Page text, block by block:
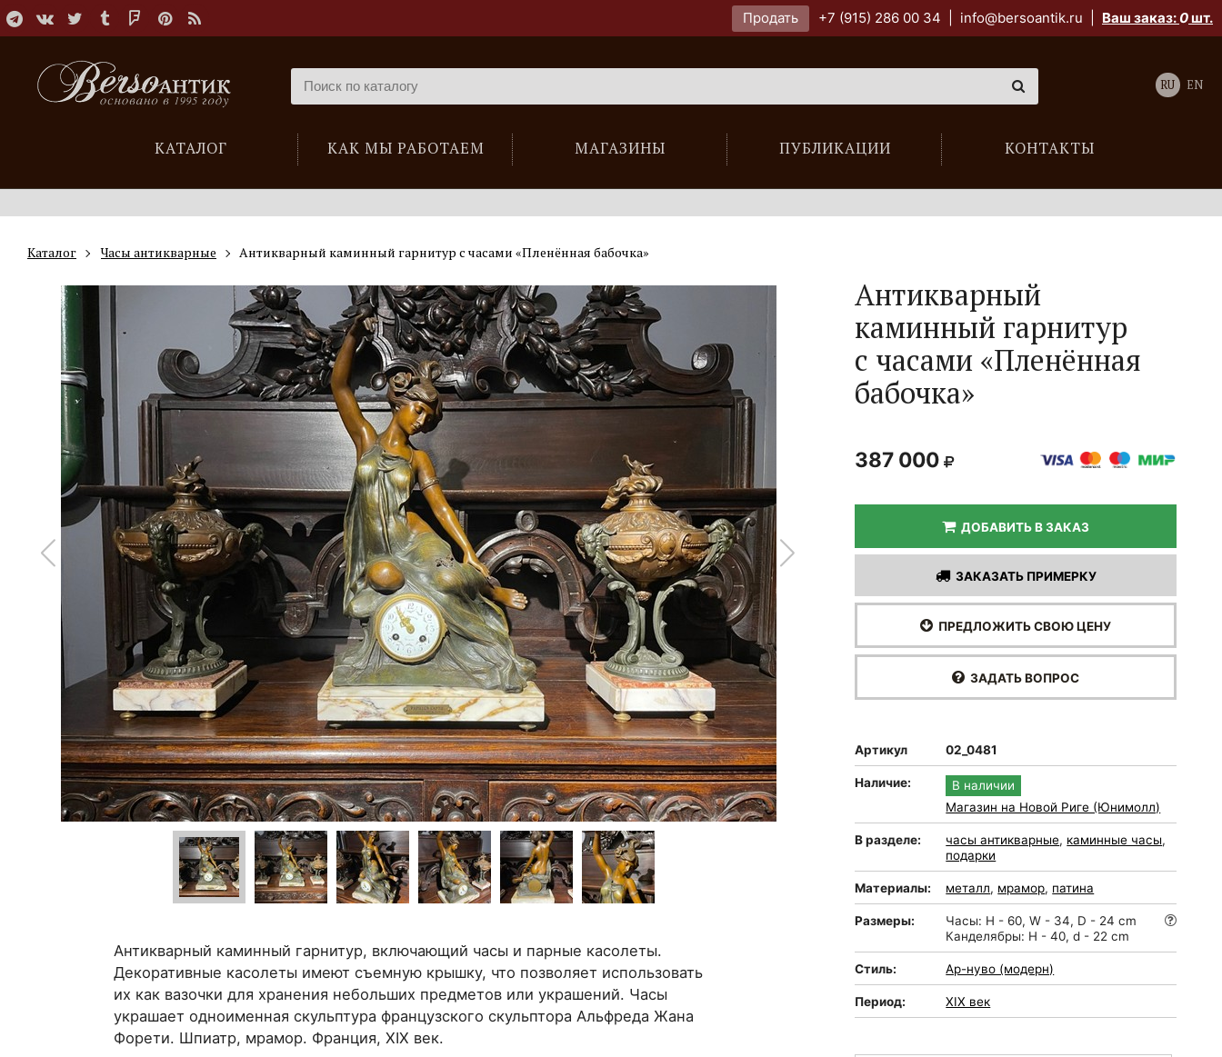
Продать +7 (915) 286 00 34 info@bersoantik.ru Ваш заказ:0шт.
КАТАЛОГ КАК МЫ РАБОТАЕМ МАГАЗИНЫ ПУБЛИКАЦИИ КОНТАКТЫ
RU EN
Каталог Часы антикварные Антикварный каминный гарнитур с часами «Пленённая бабочка»
Антикварный каминный гарнитур, включающий часы и парные касолеты.
Декоративные касолеты имеют съемную крышку, что позволяет использовать
их как вазочки для хранения небольших предметов или украшений. Часы
украшает одноименная скульптура французского скульптора Альфреда Жана
Форети. Шпиатр, мрамор. Франция, XIX век.
Антикварный
каминный гарнитур
с часами «Пленённая
бабочка»
387 000
ДОБАВИТЬ В ЗАКАЗ
ЗАКАЗАТЬ ПРИМЕРКУ
ПРЕДЛОЖИТЬ СВОЮ ЦЕНУ
ЗАДАТЬ ВОПРОС
Артикул 02_0481
Наличие:
В наличии
Магазин на Новой Риге (Юнимолл)
В разделе: часы антикварные, каминные часы,
подарки
Материалы: металл, мрамор, патина
Размеры:
Часы: H - 60, W - 34, D - 24 cm
Канделябры: H - 40, d - 22 cm
Стиль: Ар-нуво (модерн)
Период: XIX век